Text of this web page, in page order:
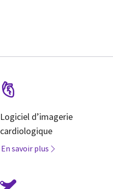
Logiciel d’imagerie
cardiologique
En savoir plus